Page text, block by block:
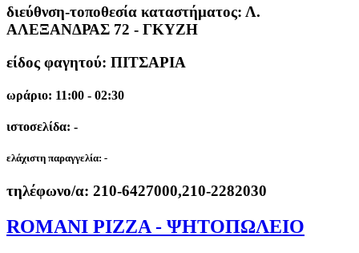
διεύθνση-τοποθεσία καταστήματος: Λ.
ΑΛΕΞΑΝΔΡΑΣ 72 - ΓΚΥΖΗ
είδος φαγητού: ΠΙΤΣΑΡΙΑ
ωράριο: 11:00 - 02:30
ιστοσελίδα: -
ελάχιστη παραγγελία: -
τηλέφωνο/α: 210-6427000,210-2282030
ROMANI PIZZA - ΨΗΤΟΠΩΛΕΙΟ